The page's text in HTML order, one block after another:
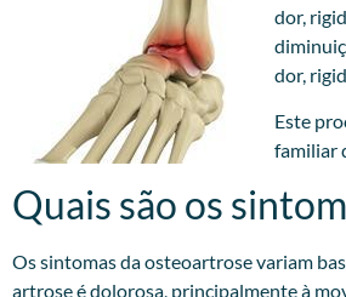
dor,
dor,
Este
familiar
Quais são os
Os sintomas da osteoartrose variam
artrose é dolorosa, principalmente à